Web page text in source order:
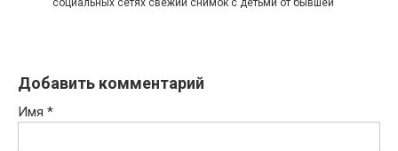
социальных сетях свежий снимок с детьми от бывшей
Добавить комментарий
Имя *